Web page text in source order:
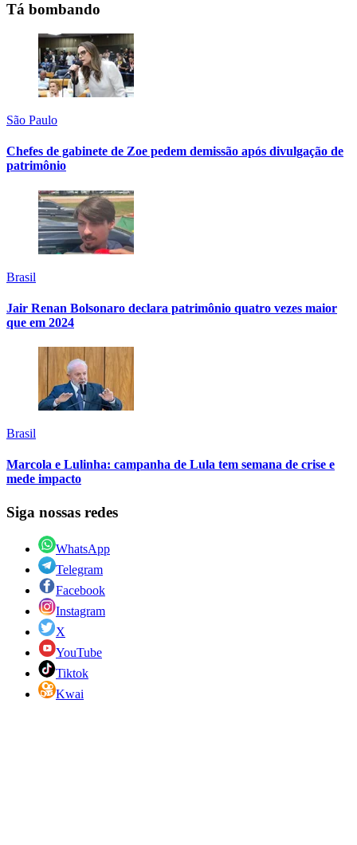
Tá bombando
São Paulo
Chefes de gabinete de Zoe pedem demissão após divulgação de
patrimônio
Brasil
Jair Renan Bolsonaro declara patrimônio quatro vezes maior
que em 2024
Brasil
Marcola e Lulinha: campanha de Lula tem semana de crise e
mede impacto
Siga nossas redes
WhatsApp
Telegram
Facebook
Instagram
X
YouTube
Tiktok
Kwai